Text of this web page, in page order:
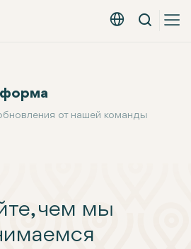
Русский - EUR
Вызов
от нашей команды
чем мы